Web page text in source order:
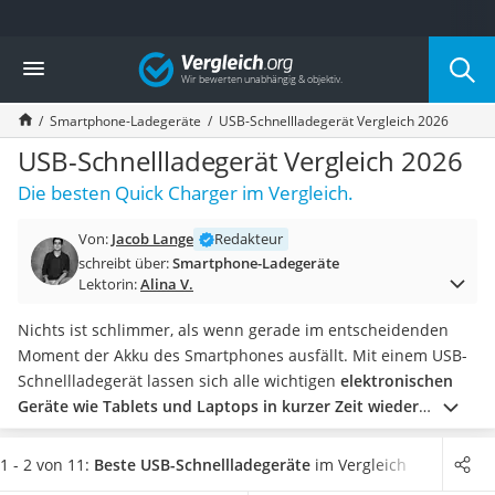
Die beliebtesten Vergleiche nach Kategorie
Elektronik
Powerstation
Monitor 32 Zoll 4K
Fernseher
Drucker
Desktop-PC
Diascanner
Laser-Multifunktionsdrucker
Powerstation mit Solarpanel
Gaming-PC
Soundbar
17-Zoll-Laptop
Satellitenschüssel
Gaming-Headset
Vergleich
Smartphone-Ladegeräte USB-Schnellladegerät Vergleich 2026
USB-Schnellladegerät Vergleich 2026
Die besten Quick Charger im Vergleich.
Von: Jacob Lange
Redakteur
schreibt über:Smartphone-Ladegeräte
Lektorin:Alina V.
Nichts ist schlimmer, als wenn gerade im entscheidenden
Moment der Akku des Smartphones ausfällt. Mit einem USB-
Schnellladegerät lassen sich alle wichtigen elektronischen
Geräte wie Tablets und Laptops in kurzer Zeit wieder
aufladen. Die Quick Charger können Sie direkt oder mit
einem Netzteil an eine Steckdose hängen. In verschiedenen
1 - 2 von 11: Beste USB-Schnellladegeräte im Vergleich